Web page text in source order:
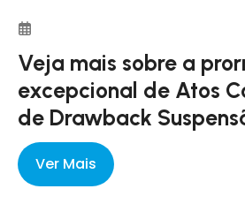
Veja mais sobre a
excepcional de Atos
de Drawback
Ver Mais